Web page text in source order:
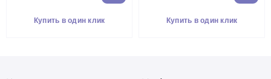
Купить в один клик Купить в один клик